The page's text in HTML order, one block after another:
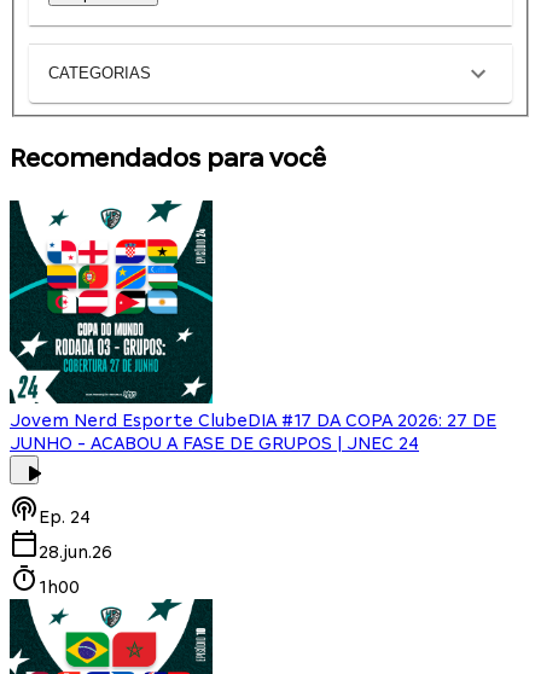
CATEGORIAS
Recomendados para você
Jovem Nerd Esporte ClubeDIA #17 DA COPA 2026: 27 DE
JUNHO - ACABOU A FASE DE GRUPOS | JNEC 24
Ep. 24
28.jun.26
1h00